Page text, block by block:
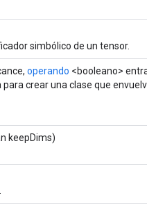
simbólico de un tensor.
operando <booleano>
crear una clase que
keepDims)